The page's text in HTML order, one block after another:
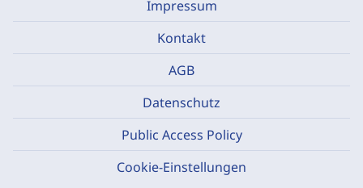
Impressum
Kontakt
AGB
Datenschutz
Public Access Policy
Cookie-Einstellungen